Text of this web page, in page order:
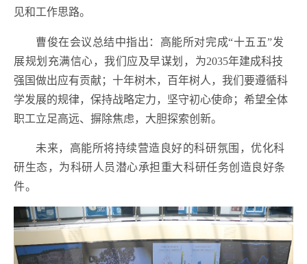
见和工作思路。
曹俊在会议总结中指出：高能所对完成“十五五”发
展规划充满信心，我们应及早谋划，为2035年建成科技
强国做出应有贡献；十年树木，百年树人，我们要遵循科
学发展的规律，保持战略定力，坚守初心使命；希望全体
职工立足高远、摒除焦虑，大胆探索创新。
未来，高能所将持续营造良好的科研氛围，优化科
研生态，为科研人员潜心承担重大科研任务创造良好条
件。